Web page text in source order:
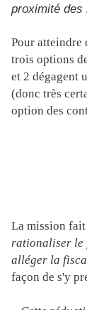
proximité des
Pour atteindre
trois options
et 2 dégagent
(donc très
option des
La mission fait
rationaliser le
alléger la
façon de s'y